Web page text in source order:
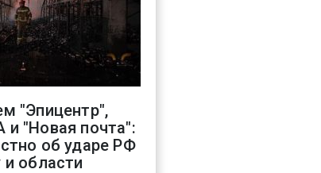
"Эпицентр",
и "Новая почта":
об ударе РФ
и области